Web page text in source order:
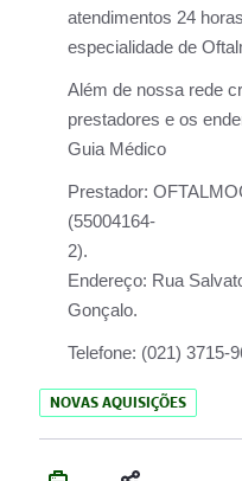
atendimentos 24
especialidade de
Além de nossa rede
prestadores e os
Guia Médico
Prestador:
(55004164-
Endereço: Rua
Gonçalo.
Telefone: (021) 3715-
NOVAS AQUISIÇÕES